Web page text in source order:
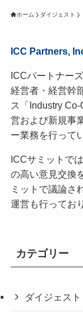
ホーム ダイジェスト
ICC Partners,
ICCパートナー
経営者・経営幹
ス「Industry
営および新規事
ー業務を行って
ICCサミットで
の高い意見交換
ミットで議論さ
運営も行ってお
カテゴリー
ダイジェスト